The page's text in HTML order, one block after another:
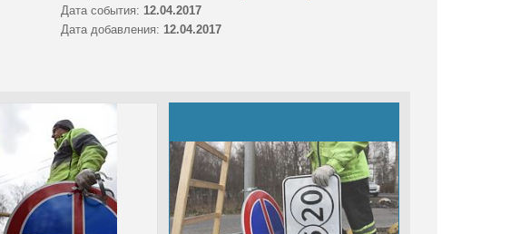
Дата события: 12.04.2017
Дата добавления: 12.04.2017